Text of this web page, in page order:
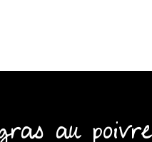
au poivre